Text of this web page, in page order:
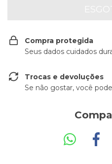
Compra protegida
Seus dados cuidados
Trocas e devoluções
Se não gostar, você